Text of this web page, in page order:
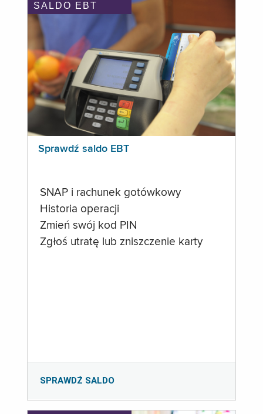
SALDO EBT
Sprawdź saldo EBT
SNAP i rachunek gotówkowy
Historia operacji
Zmień swój kod PIN
Zgłoś utratę lub zniszczenie karty
SPRAWDŹ SALDO